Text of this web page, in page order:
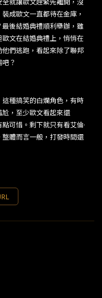
成歐文一直都待在金庫，
後結婚典禮順利舉辦，雖
文在結婚典禮上，悄悄在
們逃跑，看起來除了聯邦
？
種搞笑的白爛角色，有時
，至少歐文看起來還
可惜。剩下就只有看艾倫·
體而言一般，打發時間還